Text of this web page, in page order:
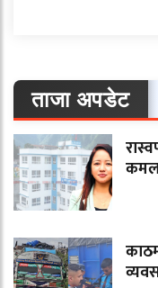
ताजा अपडेट